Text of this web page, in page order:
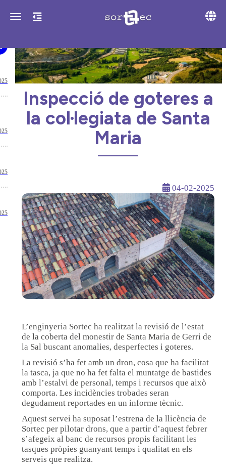
Toggle navigation
Inspecció de goteres a
la col·legiata de Santa
Maria
04-02-2025
L’enginyeria Sortec ha realitzat la revisió de l’estat
de la coberta del monestir de Santa Maria de Gerri de
la Sal buscant anomalies, desperfectes i goteres.
La revisió s’ha fet amb un dron, cosa que ha facilitat
la tasca, ja que no ha fet falta el muntatge de bastides
amb l’estalvi de personal, temps i recursos que això
comporta. Les incidències trobades seran
degudament reportades en un informe tècnic.
Aquest servei ha suposat l’estrena de la llicència de
Sortec per pilotar drons, que a partir d’aquest febrer
s’afegeix al banc de recursos propis facilitant les
tasques pròpies guanyant temps i qualitat en els
serveis que realitza.